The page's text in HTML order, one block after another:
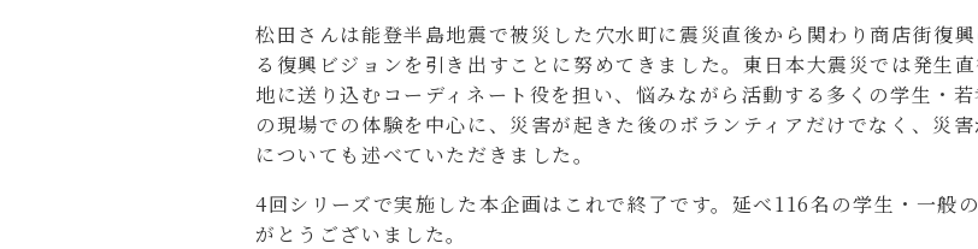
松田さんは能登半島地震で被災した穴水町に震災直後から関わり商店街復
る復興ビジョンを引き出すことに努めてきました。東日本大震災では発生
地に送り込むコーディネート役を担い、悩みながら活動する多くの学生・
の現場での体験を中心に、災害が起きた後のボランティアだけでなく、災
についても述べていただきました。
4回シリーズで実施した本企画はこれで終了です。延べ116名の学生・一般
がとうございました。